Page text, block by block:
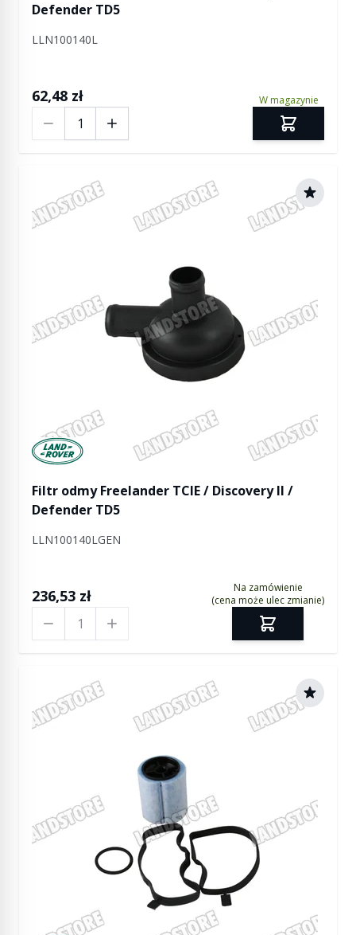
Defender TD5
LLN100140L
62,48 zł W magazynie
Manufactured by Land rover
Filtr odmy Freelander TCIE / Discovery II /
Defender TD5
LLN100140LGEN
236,53 zł
Na zamówienie
(cena może ulec zmianie)